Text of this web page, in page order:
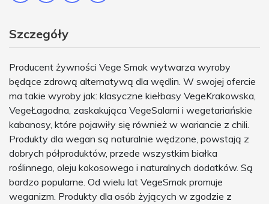
Szczegóły
Producent żywności Vege Smak wytwarza wyroby
będące zdrową alternatywą dla wędlin. W swojej ofercie
ma takie wyroby jak: klasyczne kiełbasy VegeKrakowska,
VegeŁagodna, zaskakująca VegeSalami i wegetariańskie
kabanosy, które pojawiły się również w wariancie z chili.
Produkty dla wegan są naturalnie wędzone, powstają z
dobrych półproduktów, przede wszystkim białka
roślinnego, oleju kokosowego i naturalnych dodatków. Są
bardzo popularne. Od wielu lat VegeSmak promuje
weganizm. Produkty dla osób żyjących w zgodzie z